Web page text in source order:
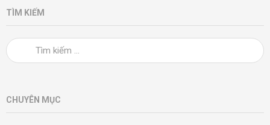
TÌM KIẾM
CHUYÊN MỤC